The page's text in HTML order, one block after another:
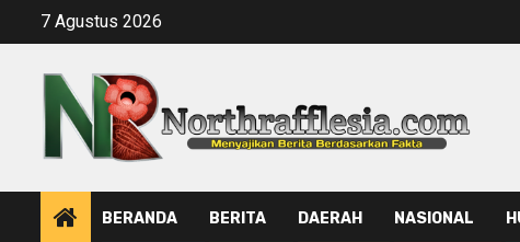
7 Agustus 2026
BERANDA BERITA DAERAH NASIONAL